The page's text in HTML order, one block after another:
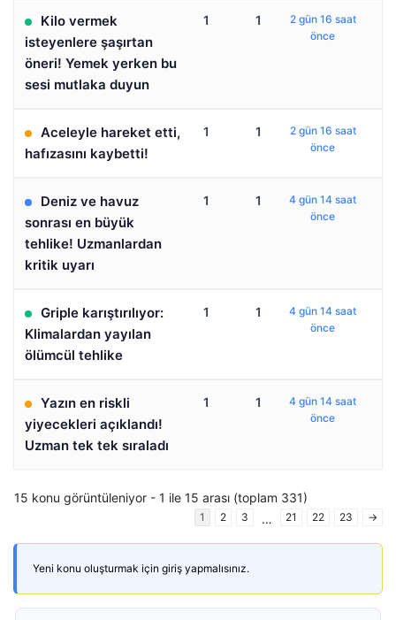
Kilo vermek
isteyenlere şaşırtan
öneri! Yemek yerken bu
sesi mutlaka duyun
1 1
2 gün 16 saat
önce
Aceleyle hareket etti,
hafızasını kaybetti!
1 1
2 gün 16 saat
önce
Deniz ve havuz
sonrası en büyük
tehlike! Uzmanlardan
kritik uyarı
1 1
4 gün 14 saat
önce
Griple karıştırılıyor:
Klimalardan yayılan
ölümcül tehlike
1 1
4 gün 14 saat
önce
Yazın en riskli
yiyecekleri açıklandı!
Uzman tek tek sıraladı
1 1
4 gün 14 saat
önce
15 konu görüntüleniyor - 1 ile 15 arası (toplam 331)
1 2 3 … 21 22 23 →
Yeni konu oluşturmak için giriş yapmalısınız.